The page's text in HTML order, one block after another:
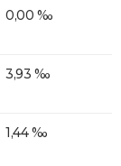
0,00 ‰
3,93 ‰
1,44 ‰